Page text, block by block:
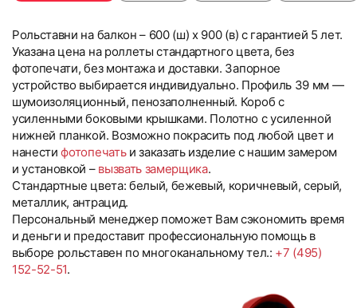
Рольставни на балкон – 600 (ш) x 900 (в) с гарантией 5 лет.
Указана цена на роллеты стандартного цвета, без
фотопечати, без монтажа и доставки. Запорное
устройство выбирается индивидуально. Профиль 39 мм —
шумоизоляционный, пенозаполненный. Короб с
усиленными боковыми крышками. Полотно с усиленной
нижней планкой. Возможно покрасить под любой цвет и
нанестифотопечатьи заказать изделие с нашим замером
и установкой – вызвать замерщика.
Стандартные цвета: белый, бежевый, коричневый, серый,
металлик, антрацид.
Персональный менеджер поможет Вам сэкономить время
и деньги и предоставит профессиональную помощь в
выборе рольставен по многоканальному тел.: +7 (495)
152-52-51.